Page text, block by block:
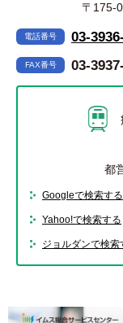
〒175-
電話番号 03-
FAX番号 03-
都
Googleで検索する
Yahoo!で検索する
ジョルダンで検索